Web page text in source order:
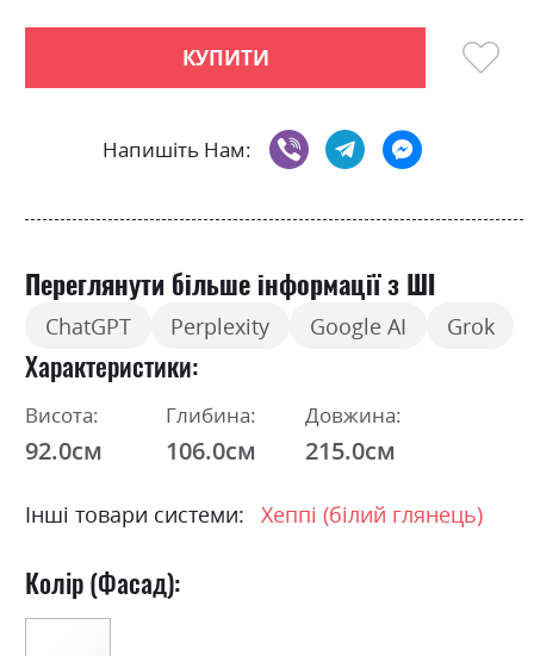
gallery
КУПИТИ
Напишіть Нам:
Переглянути більше інформації з ШІ
ChatGPT Perplexity Google AI Grok
Характеристики
Висота:
92.0см
Глибина:
106.0см
Довжина:
215.0см
Інші товари системи: Хеппі (білий глянець)
Колір (Фасад):